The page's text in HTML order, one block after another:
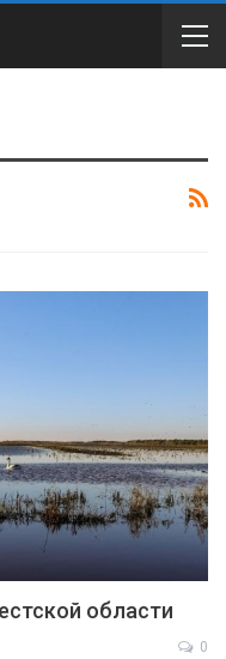
области
0